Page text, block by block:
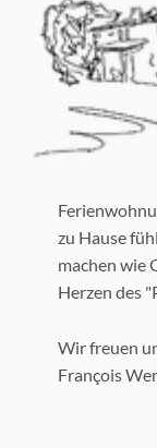
zu Hause
machen wie
Herzen des
Wir freuen
François